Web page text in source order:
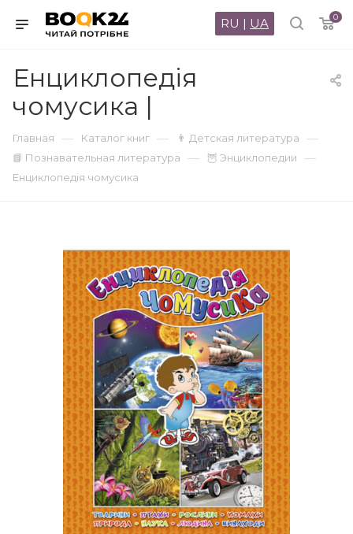
0
RU | UA
Енциклопедія
чомусика |
Главная — Каталог книг — 👨 Детская литература —
📘 Познавательная литература — 🦉 Энциклопедии —
Енциклопедія чомусика